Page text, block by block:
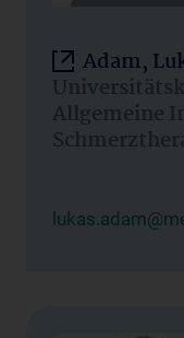
Adam,
Allgemeine